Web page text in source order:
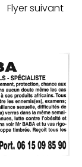
Flyer suivant